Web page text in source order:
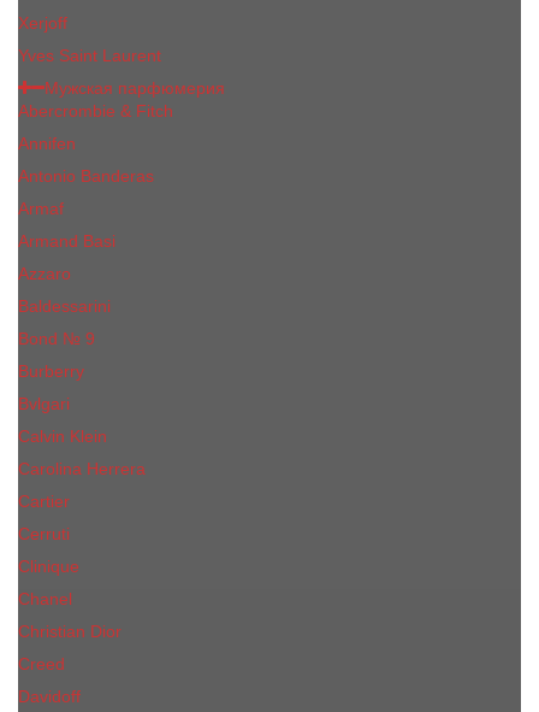
Xerjoff
Yves Saint Laurent
Мужская парфюмерия
Abercrombie & Fitch
Annifen
Antonio Banderas
Armaf
Armand Basi
Azzaro
Baldessarini
Bond № 9
Burberry
Bvlgari
Calvin Klein
Carolina Herrera
Cartier
Cerruti
Сliniquе
Chanel
Christian Dior
Creed
Davidoff